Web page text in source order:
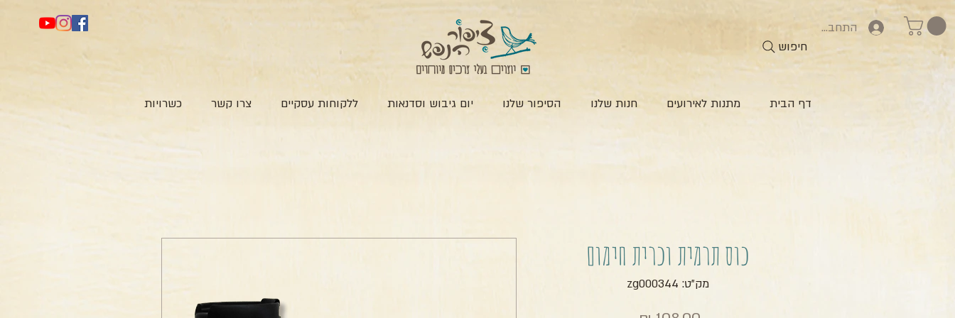
התחברות
חיפוש
דף הבית מתנות לאירועים חנות שלנו הסיפור שלנו יום גיבוש וסדנאות ללקוחות עסקיים צרו קשר כשרויות
כוס תרמית וכרית חימום
מק"ט: zg000344